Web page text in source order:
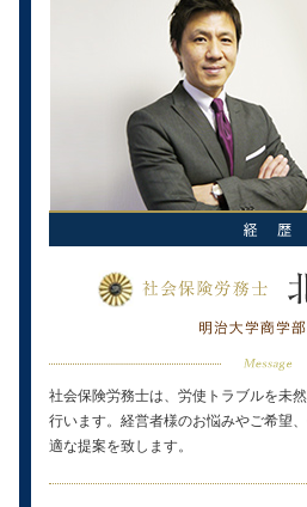
社会保険労務士は、労使トラブルを未
行います。経営者様のお悩みやご希望
適な提案を致します。